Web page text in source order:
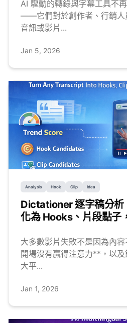
AI 驅動的轉錄與字幕工具不再
——它們對於創作者、行銷人
音訊或影片...
Jan 5, 2026
Analysis Hook Clip Idea
Dictationer 逐字稿分析
化為 Hooks、片段點子
大多數影片失敗不是因為內
開場沒有贏得注意力**，以
大平...
Jan 1, 2026